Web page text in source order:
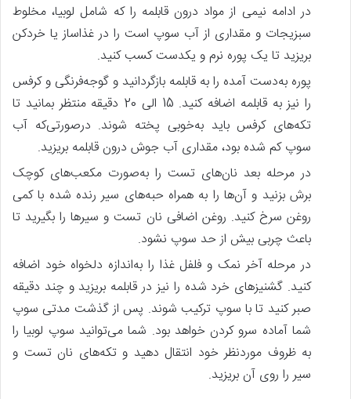
در ادامه نیمی از مواد درون قابلمه را که شامل لوبیا، مخلوط
سبزیجات و مقداری از آب سوپ است را در غذاساز یا خردکن
بریزید تا یک پوره نرم و یکدست کسب کنید.
پوره به‌دست آمده را به قابلمه بازگردانید و گوجه‌فرنگی و کرفس
را نیز به قابلمه اضافه کنید. 15 الی 20 دقیقه منتظر بمانید تا
تکه‌های کرفس باید به‌خوبی پخته شوند. درصورتی‌که آب
سوپ کم شده‌ بود، مقداری آب جوش درون قابلمه بریزید.
در مرحله بعد نان‌های تست را به‌صورت مکعب‌های کوچک
برش بزنید و آن‌ها را به همراه حبه‌های سیر رنده شده با کمی
روغن سرخ کنید. روغن اضافی نان تست و سیرها را بگیرید تا
باعث چربی بیش‌ از حد سوپ نشود.
در مرحله آخر نمک و فلفل غذا را به‌اندازه دلخواه خود اضافه
کنید. گشنیزهای خرد شده را نیز در قابلمه بریزید و چند دقیقه
صبر کنید تا با سوپ ترکیب شوند. پس‌ از گذشت مدتی سوپ
شما آماده سرو کردن خواهد بود. شما می‌توانید سوپ لوبیا را
به ظروف موردنظر خود انتقال دهید و تکه‌های نان تست و
سیر را روی آن بریزید.